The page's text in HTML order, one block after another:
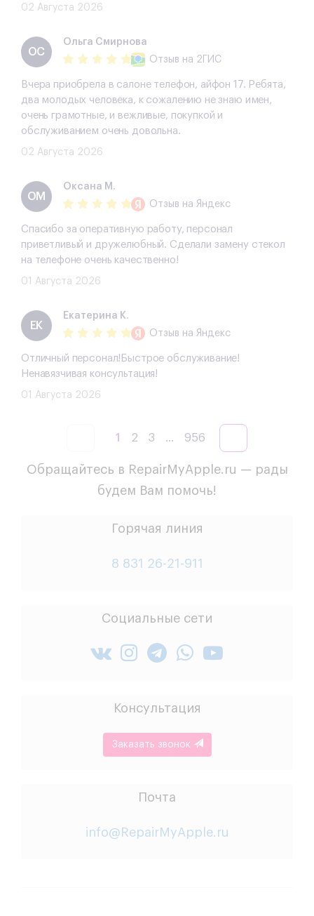
02 Августа 2026
ОС
Ольга Смирнова
Отзыв на 2ГИС
Вчера приобрела в салоне телефон, айфон 17. Ребята,
два молодых человека, к сожалению не знаю имен,
очень грамотные, и вежливые, покупкой и
обслуживанием очень довольна.
02 Августа 2026
ОМ
Оксана М.
Отзыв на Яндекс
Спасибо за оперативную работу, персонал
приветливый и дружелюбный. Сделали замену стекол
на телефоне очень качественно!
01 Августа 2026
ЕК
Екатерина К.
Отзыв на Яндекс
Отличный персонал!Быстрое обслуживание!
Ненавязчивая консультация!
01 Августа 2026
1 2 3 ... 956
Обращайтесь в RepairMyApple.ru — рады
будем Вам помочь!
Горячая линия
8 831 26-21-911
Социальные сети
Консультация
Заказать звонок
Почта
info@RepairMyApple.ru